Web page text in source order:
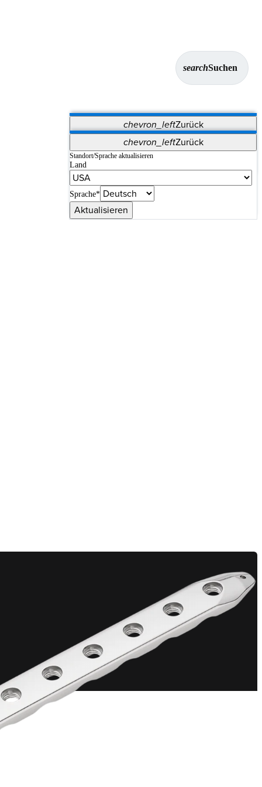
searchSuchen
chevron_leftZurück
Vet Systems OrthoPedia Patient
Supplier Portal
Synergy-Bildgebung und -Resektion
chevron_leftZurück
Standort/Sprache aktualisieren
Land
Sprache*
Aktualisieren